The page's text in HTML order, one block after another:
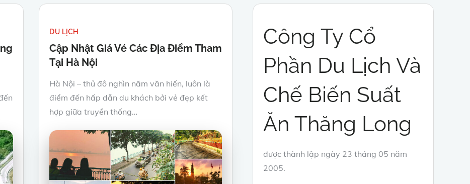
DU LỊCH
Cập Nhật Giá Vé Các Địa Điểm Tham
Tại Hà Nội
Hà Nội – thủ đô nghìn năm văn hiến, luôn là
điểm đến hấp dẫn du khách bởi vẻ đẹp kết
hợp giữa truyền thống…
Công Ty Cổ
Phần Du Lịch Và
Chế Biến Suất
Ăn Thăng Long
được thành lập ngày 23 tháng 05 năm
2005.